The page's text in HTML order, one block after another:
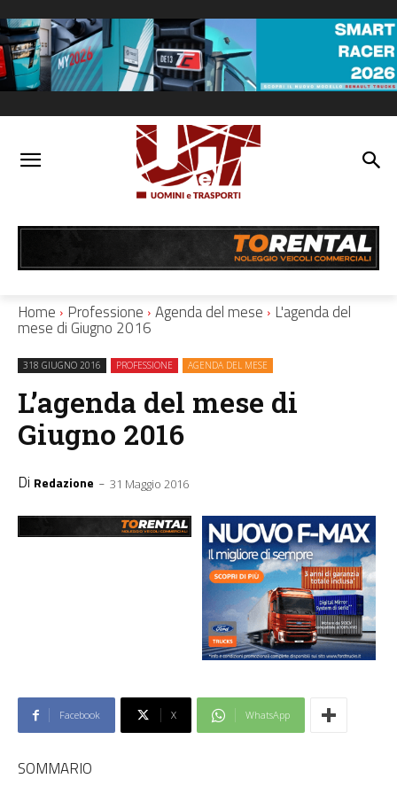
Home Professione Agenda del mese L'agenda del
mese di Giugno 2016
318 GIUGNO 2016 PROFESSIONE AGENDA DEL MESE
L’agenda del mese di
Giugno 2016
Di Redazione - 31 Maggio 2016
Facebook X WhatsApp
SOMMARIO